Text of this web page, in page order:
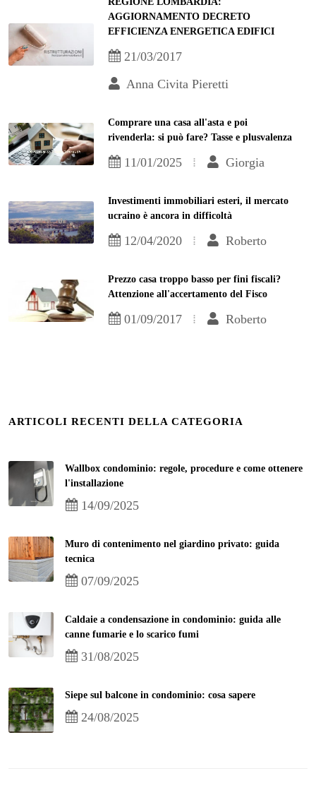
AGGIORNAMENTO DECRETO
EFFICIENZA ENERGETICA EDIFICI
21/03/2017
Anna Civita Pieretti
Comprare una casa all'asta e poi
rivenderla: si può fare? Tasse e plusvalenza
11/01/2025 Giorgia
Investimenti immobiliari esteri, il mercato
ucraino è ancora in difficoltà
12/04/2020 Roberto
Prezzo casa troppo basso per fini fiscali?
Attenzione all'accertamento del Fisco
01/09/2017 Roberto
ARTICOLI RECENTI DELLA CATEGORIA
Wallbox condominio: regole, procedure e come ottenere
l'installazione
14/09/2025
Muro di contenimento nel giardino privato: guida
tecnica
07/09/2025
Caldaie a condensazione in condominio: guida alle
canne fumarie e lo scarico fumi
31/08/2025
Siepe sul balcone in condominio: cosa sapere
24/08/2025